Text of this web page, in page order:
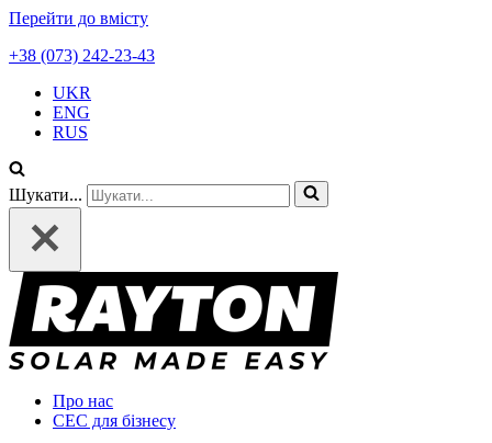
Перейти до вмісту
+38 (073) 242-23-43
UKR
ENG
RUS
Шукати...
Про нас
СЕС для бізнесу